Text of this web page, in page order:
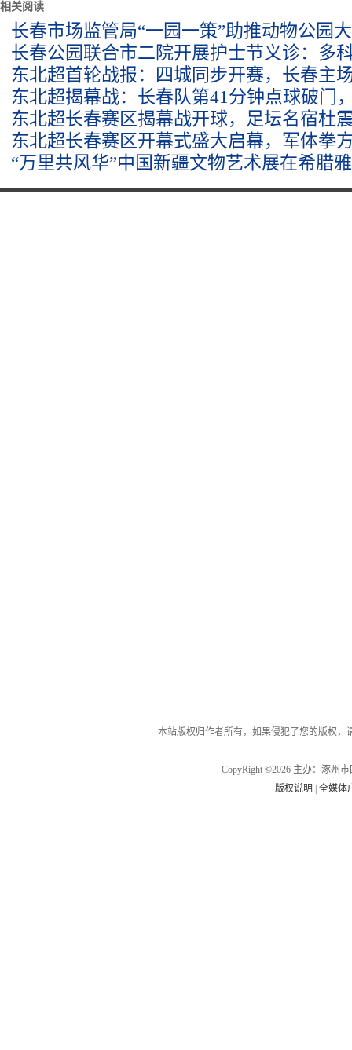
相关阅读
长春市场监管局“一园一策”助推动物公园
长春公园联合市二院开展护士节义诊：多
东北超首轮战报：四城同步开赛，长春主
东北超揭幕战：长春队第41分钟点球破门
东北超长春赛区揭幕战开球，足坛名宿杜
东北超长春赛区开幕式盛大启幕，军体拳
“万里共风华”中国新疆文物艺术展在希腊
本站版权归作者所有，如果侵犯了您的版权
CopyRight ©2026 主办：涿州
版权说明
|全媒体